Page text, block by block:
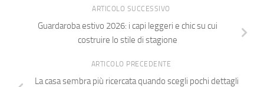
ARTICOLO SUCCESSIVO
Guardaroba estivo 2026: i capi leggeri e chic su cui
costruire lo stile di stagione
ARTICOLO PRECEDENTE
La casa sembra più ricercata quando scegli pochi dettagli